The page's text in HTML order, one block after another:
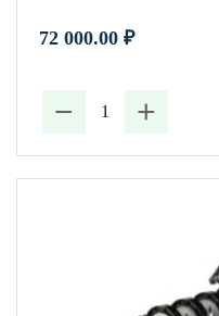
72 000.00 ₽
− +